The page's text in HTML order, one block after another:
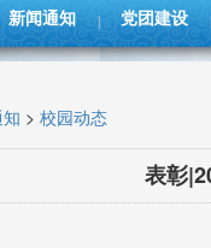
新闻通知 党团建设
> 校园动态
表彰